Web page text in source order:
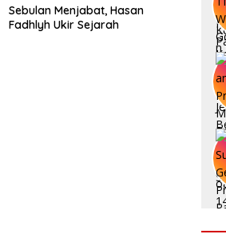
Sebulan Menjabat, Hasan
Fadhlyh Ukir Sejarah